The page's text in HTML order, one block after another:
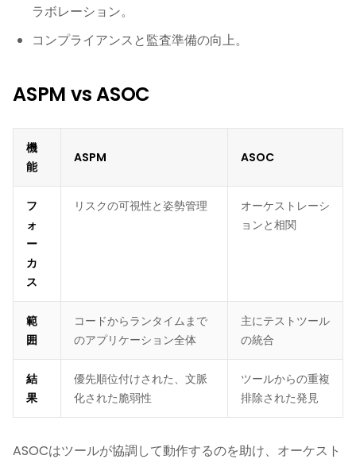
ラボレーション。
コンプライアンスと監査準備の向上。
ASPM vs ASOC
機
能
ASPM ASOC
フ
ォ
ー
カ
ス
リスクの可視性と姿勢管理
オーケストレーシ
ョンと相関
範
囲
コードからランタイムまで
のアプリケーション全体
主にテストツール
の統合
結
果
優先順位付けされた、文脈
化された脆弱性
ツールからの重複
排除された発見
ASOCはツールが協調して動作するのを助け、オーケスト